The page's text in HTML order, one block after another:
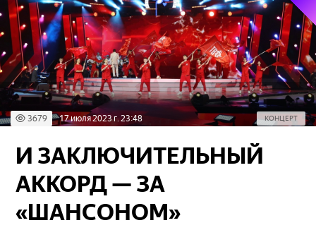
3679 17 июля 2023 г. 23:48 КОНЦЕРТ
И ЗАКЛЮЧИТЕЛЬНЫЙ
АККОРД — ЗА
«ШАНСОНОМ»